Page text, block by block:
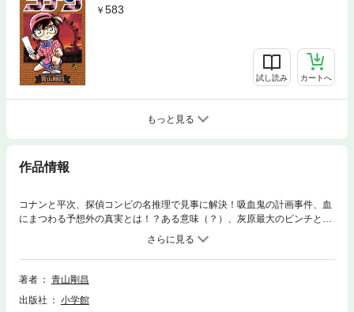
583
試し読み カートへ
もっと見る
作品情報
コナンと平次、探偵コンビの名推理で見事に解決！吸血鬼の計画事件、血
にまつわる予想外の真実とは！？ある意味（？）、灰原最大のピンチとな
ったクール便事件、世良の過去が垣間見えるフルーツの鍵事件、そして、
遂に由美の恋人が現れる遺書トリック事件を収録！！
著者
青山剛昌
出版社
小学館